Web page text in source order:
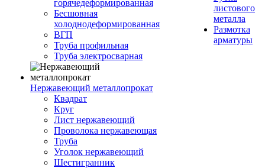
горячедеформированная
Бесшовная
холоднодеформированная
ВГП
Труба профильная
Труба электросварная
Нержавеющий металлопрокат
Квадрат
Круг
Лист нержавеющий
Проволока нержавеющая
Труба
Уголок нержавеющий
Шестигранник
листового
металла
Размотка
арматуры